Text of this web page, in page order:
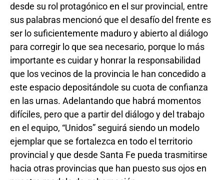
desde su rol protagónico en el sur provincial, entre
sus palabras mencionó que el desafío del frente es
ser lo suficientemente maduro y abierto al diálogo
para corregir lo que sea necesario, porque lo más
importante es cuidar y honrar la responsabilidad
que los vecinos de la provincia le han concedido a
este espacio depositándole su cuota de confianza
en las urnas. Adelantando que habrá momentos
difíciles, pero que a partir del diálogo y del trabajo
en el equipo, “Unidos” seguirá siendo un modelo
ejemplar que se fortalezca en todo el territorio
provincial y que desde Santa Fe pueda trasmitirse
hacia otras provincias que han puesto sus ojos en